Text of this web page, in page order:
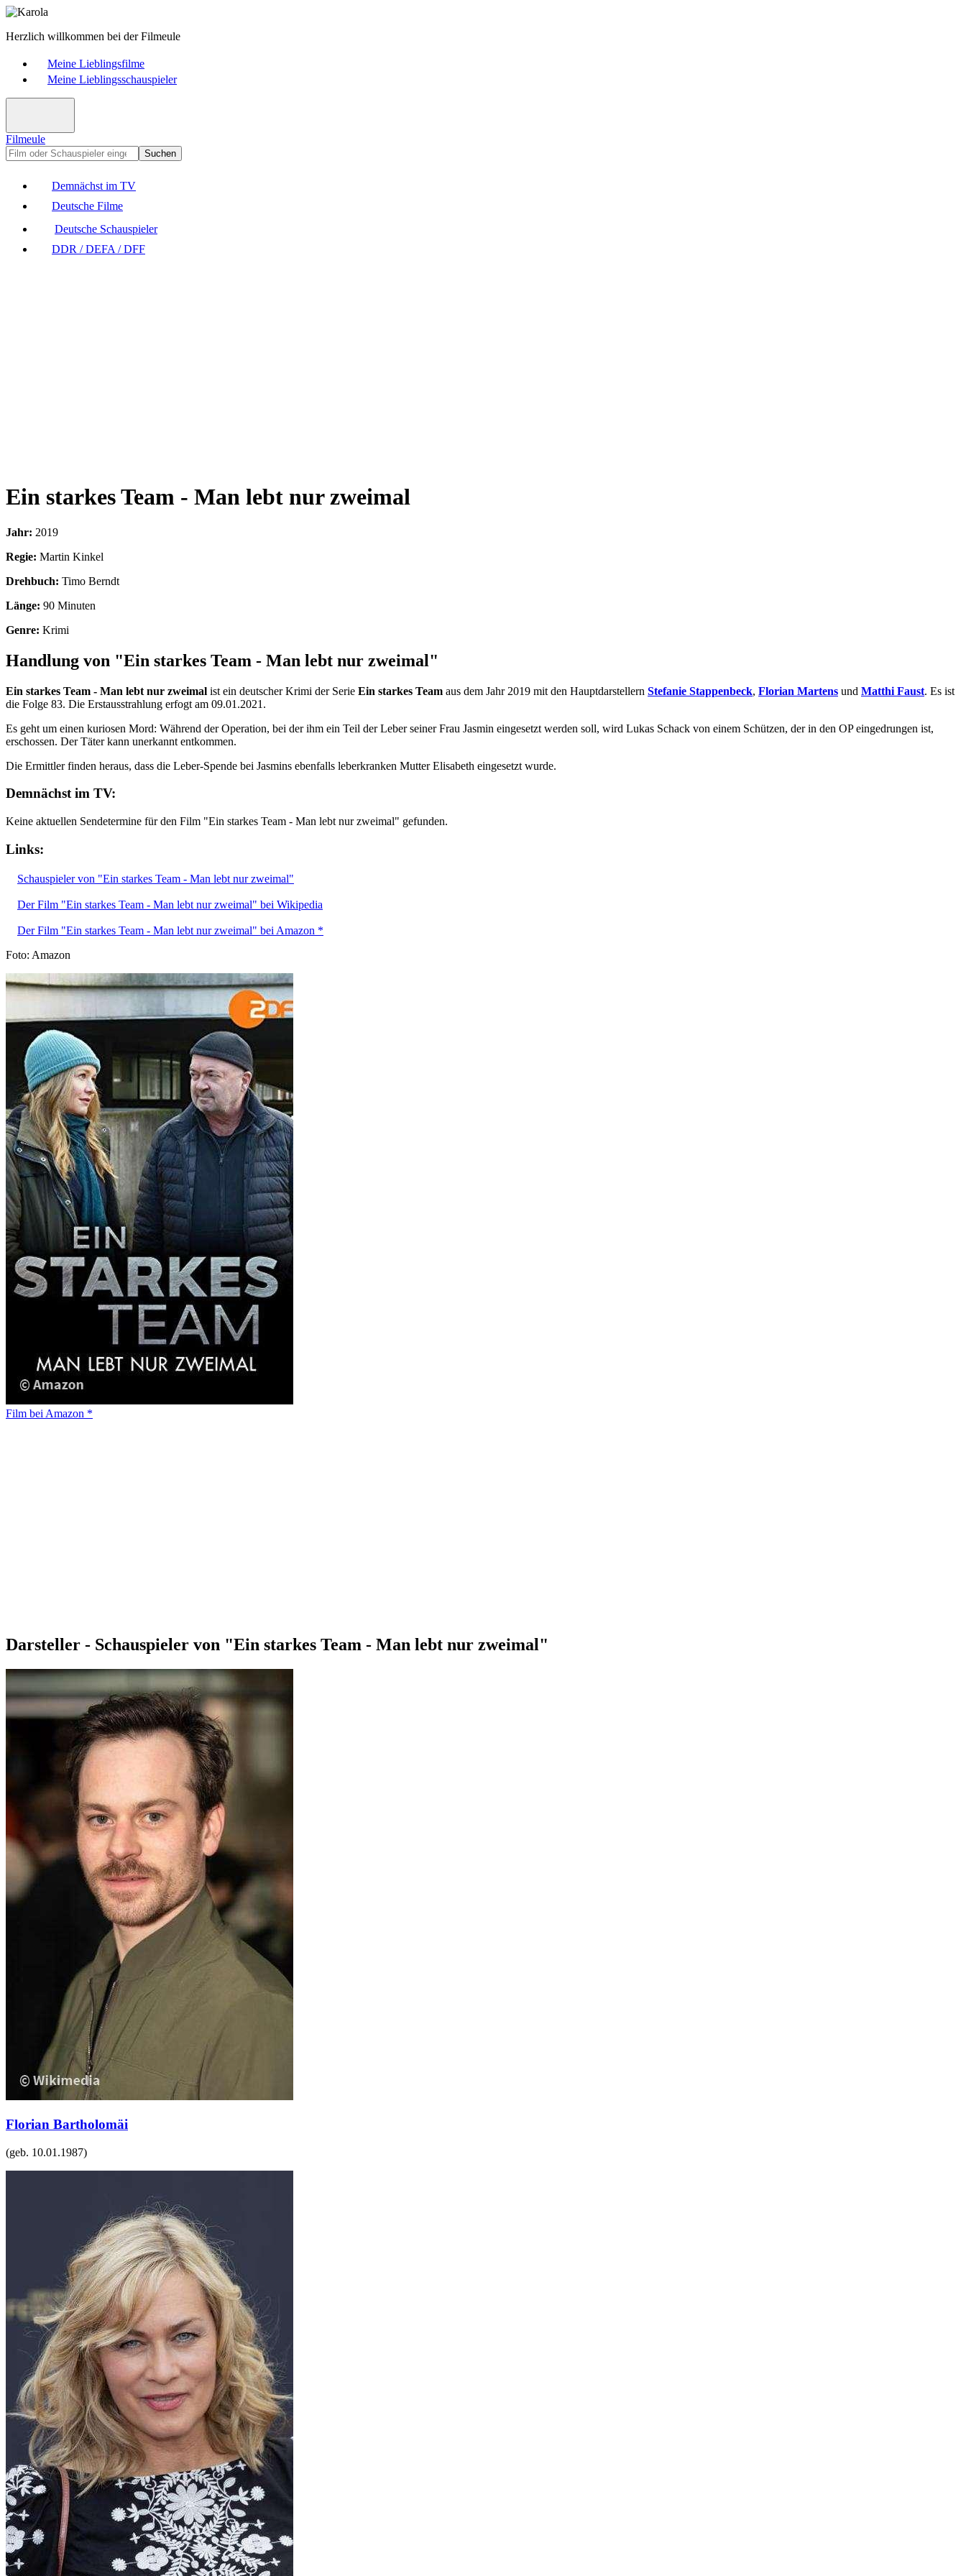
Herzlich willkommen bei der Filmeule
Meine Lieblingsfilme
Meine Lieblingsschauspieler
Filmeule
Suchen
Demnächst im TV
Deutsche Filme
Deutsche Schauspieler
DDR / DEFA / DFF
Ein starkes Team - Man lebt nur zweimal
Jahr: 2019
Regie: Martin Kinkel
Drehbuch: Timo Berndt
Länge: 90 Minuten
Genre: Krimi
Handlung von "Ein starkes Team - Man lebt nur zweimal"
Ein starkes Team - Man lebt nur zweimal ist ein deutscher Krimi der Serie Ein starkes Team aus dem Jahr 2019 mit den Hauptdarstellern Stefanie Stappenbeck, Florian Martens und Matthi Faust. Es ist
die Folge 83. Die Erstausstrahlung erfogt am 09.01.2021.
Es geht um einen kuriosen Mord: Während der Operation, bei der ihm ein Teil der Leber seiner Frau Jasmin eingesetzt werden soll, wird Lukas Schack von einem Schützen, der in den OP eingedrungen ist,
erschossen. Der Täter kann unerkannt entkommen.
Die Ermittler finden heraus, dass die Leber-Spende bei Jasmins ebenfalls leberkranken Mutter Elisabeth eingesetzt wurde.
Demnächst im TV:
Keine aktuellen Sendetermine für den Film "Ein starkes Team - Man lebt nur zweimal" gefunden.
Links:
Schauspieler von "Ein starkes Team - Man lebt nur zweimal"
Der Film "Ein starkes Team - Man lebt nur zweimal" bei Wikipedia
Der Film "Ein starkes Team - Man lebt nur zweimal" bei Amazon *
Foto: Amazon
Film bei Amazon *
Darsteller - Schauspieler von "Ein starkes Team - Man lebt nur zweimal"
Florian Bartholomäi
(geb. 10.01.1987)